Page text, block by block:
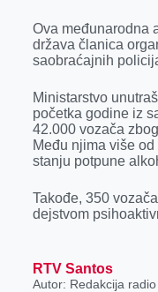
Ova međunarodna
država članica
saobraćajnih
Ministarstvo
početka godine iz
42.000 vozača
Među njima više
stanju potpune
Takođe, 350
dejstvom
RTV Santos
Autor: Redakcija